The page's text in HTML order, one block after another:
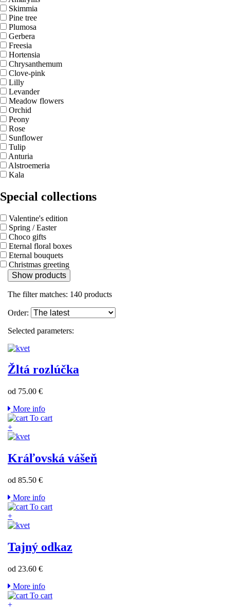
Skimmia
Pine tree
Plumosa
Gerbera
Freesia
Hortensia
Chrysanthemum
Clove-pink
Lilly
Levander
Meadow flowers
Orchid
Peony
Rose
Sunflower
Tulip
Anturia
Alstroemeria
Kala
Special collections
Valentine's edition
Spring / Easter
Choco gifts
Eternal floral boxes
Eternal bouquets
Christmas greeting
Show products
The filter matches: 140 products
Order:
Selected parameters:
Žltá rozlúčka
od 75.00 €
More info
To cart
+
Kráľovská vášeň
od 85.50 €
More info
To cart
+
Tajný odkaz
od 23.60 €
More info
To cart
+